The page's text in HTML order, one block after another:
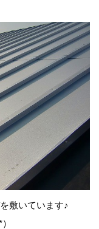
敷いています♪